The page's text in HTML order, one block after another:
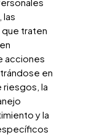
las
traten
acciones
en
riesgos, la
y la